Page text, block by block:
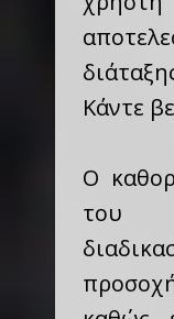
Κάντε
Ο
του